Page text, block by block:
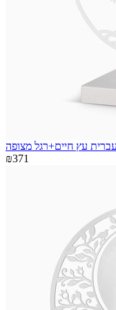
עץ חיים+רגל מצופה
₪371